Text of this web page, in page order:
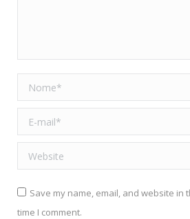
Nome *
E-mail *
Website
Save my name, email, and website
time I comment.